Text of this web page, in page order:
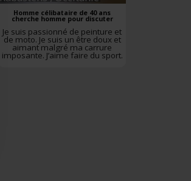
Homme célibataire de 40 ans
cherche homme pour discuter
Je suis passionné de peinture et
de moto. Je suis un être doux et
aimant malgré ma carrure
imposante. J’aime faire du sport.